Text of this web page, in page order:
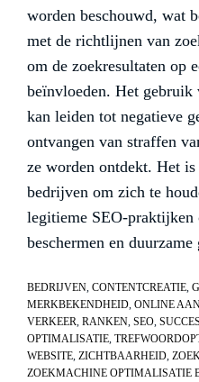
worden beschouwd, wat
met de richtlijnen van
om de zoekresultaten op
beïnvloeden. Het gebruik
kan leiden tot negatieve
ontvangen van straffen
ze worden ontdekt. Het
bedrijven om zich te
legitieme SEO-
beschermen en
BEDRIJVEN CONTENTCREATIE
MERKBEKENDHEID ONLINE
VERKEER RANKEN SEO
OPTIMALISATIE
WEBSITE ZICHTBAARHEID
ZOEKMACHINE OPTIMALISATIE